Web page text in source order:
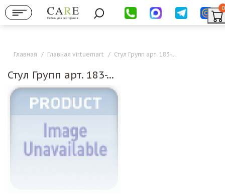
Мебель для ресторанов
0
Главная / Главная virtuemart / Стул Групп арт. 183-...
Стул Групп арт. 183-...